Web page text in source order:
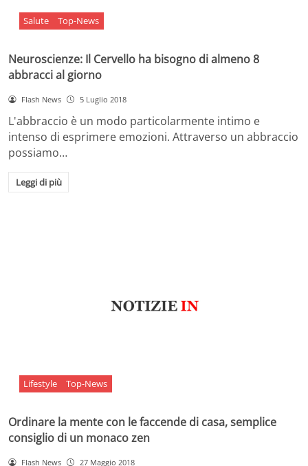
Salute Top-News
Neuroscienze: Il Cervello ha bisogno di almeno 8
abbracci al giorno
Flash News 5 Luglio 2018
L'abbraccio è un modo particolarmente intimo e
intenso di esprimere emozioni. Attraverso un abbraccio
possiamo…
Leggi di più
Lifestyle Top-News
Ordinare la mente con le faccende di casa, semplice
consiglio di un monaco zen
Flash News 27 Maggio 2018